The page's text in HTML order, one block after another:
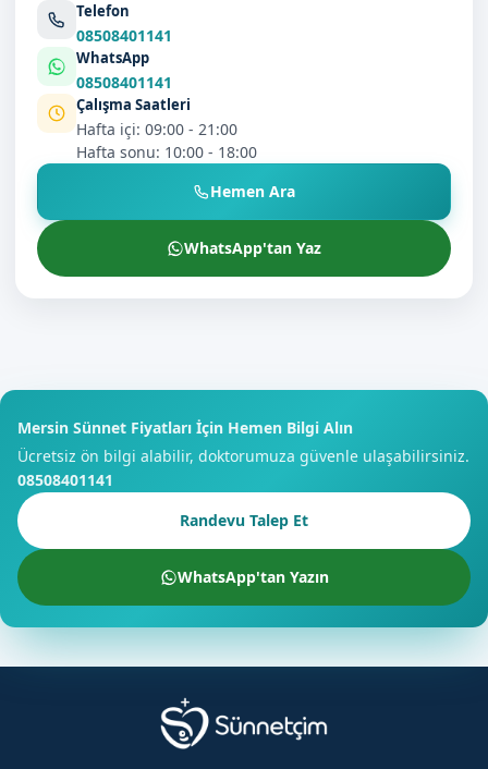
Telefon
08508401141
WhatsApp
08508401141
Çalışma Saatleri
Hafta içi: 09:00 - 21:00
Hafta sonu: 10:00 - 18:00
Hemen Ara
WhatsApp'tan Yaz
Mersin Sünnet Fiyatları İçin Hemen Bilgi Alın
Ücretsiz ön bilgi alabilir, doktorumuza güvenle ulaşabilirsiniz.
08508401141
Randevu Talep Et
WhatsApp'tan Yazın